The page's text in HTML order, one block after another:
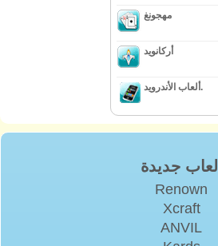
مهجونغ
أركانويد
ألعاب الأندرويد.
ألعاب جديدة
Renown
Xcraft
ANVIL